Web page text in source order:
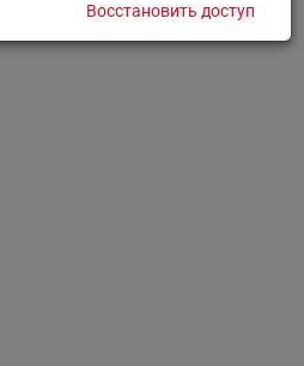
Восстановить доступ